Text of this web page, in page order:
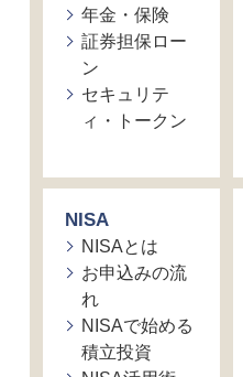
年金・保険
証券担保ロー
ン
セキュリテ
ィ・トークン
NISA
NISAとは
お申込みの流
れ
NISAで始める
積立投資